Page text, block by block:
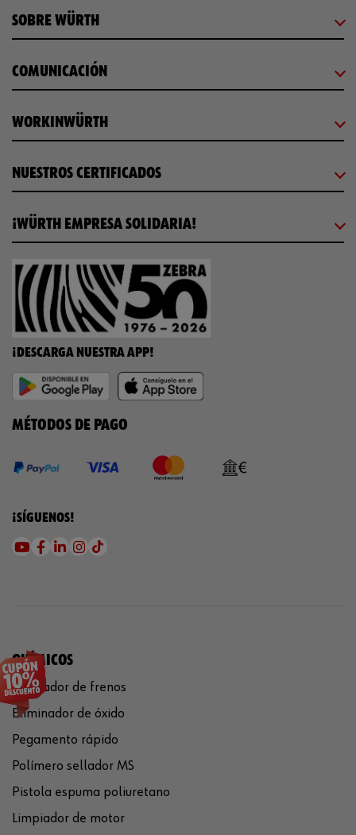
SOBRE WÜRTH
COMUNICACIÓN
WORKINWÜRTH
NUESTROS CERTIFICADOS
¡WÜRTH EMPRESA SOLIDARIA!
¡DESCARGA NUESTRA APP!
MÉTODOS DE PAGO
¡SÍGUENOS!
QUÍMICOS
Limpiador de frenos
Eliminador de óxido
Pegamento rápido
Polímero sellador MS
Pistola espuma poliuretano
Limpiador de motor